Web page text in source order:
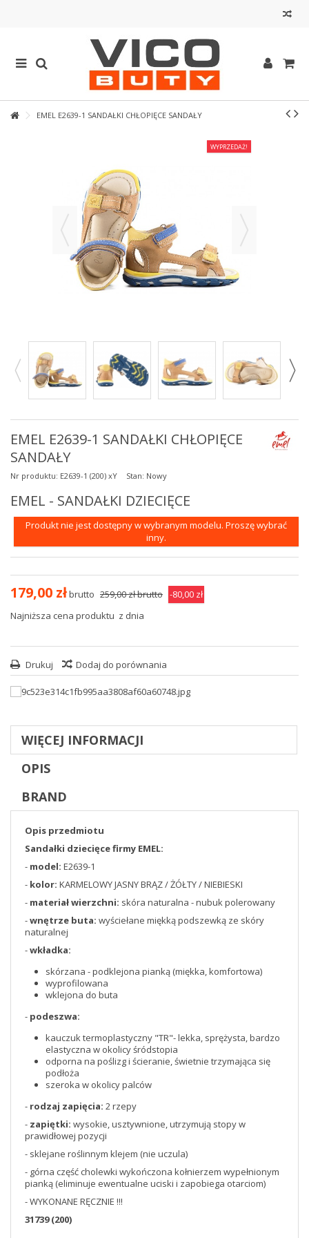
EMEL E2639-1 SANDAŁKI CHŁOPIĘCE SANDAŁY
WYPRZEDAŻ!
EMEL E2639-1 SANDAŁKI CHŁOPIĘCE
SANDAŁY
Nr produktu: E2639-1 (200) xY Stan: Nowy
EMEL - SANDAŁKI DZIECIĘCE
Produkt nie jest dostępny w wybranym modelu. Proszę wybrać
inny.
179,00 złbrutto 259,00 złbrutto -80,00 zł
Najniższa cena produktu z dnia
Drukuj Dodaj do porównania
WIĘCEJ INFORMACJI
OPIS
BRAND
Opis przedmiotu
Sandałki dziecięce firmy EMEL:
- model: E2639-1
- kolor: KARMELOWY JASNY BRĄZ / ŻÓŁTY / NIEBIESKI
- materiał wierzchni: skóra naturalna - nubuk polerowany
-wnętrze buta: wyściełane miękką podszewką ze skóry
naturalnej
-wkładka:
skórzana - podklejona pianką (miękka, komfortowa)
wyprofilowana
wklejona do buta
- podeszwa:
kauczuk termoplastyczny "TR"- lekka, sprężysta, bardzo
elastyczna w okolicy śródstopia
odporna na poślizg i ścieranie, świetnie trzymająca się
podłoża
szeroka w okolicy palców
- rodzaj zapięcia: 2 rzepy
- zapiętki: wysokie, usztywnione, utrzymują stopy w
prawidłowej pozycji
- sklejane roślinnym klejem (nie uczula)
- górna część cholewki wykończona kołnierzem wypełnionym
pianką (eliminuje ewentualne uciski i zapobiega otarciom)
- WYKONANE RĘCZNIE !!!
31739 (200)